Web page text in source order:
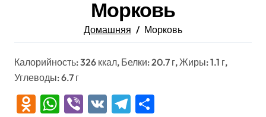
Морковь
Домашняя Морковь
Калорийность: 326 ккал, Белки: 20.7 г, Жиры: 1.1 г,
Углеводы: 6.7 г
Odnoklassniki
WhatsApp
Viber
VK Telegram